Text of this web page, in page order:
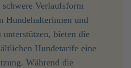
schwere Verlaufsform
Hundehalterinnen und
unterstützen, bieten die
Hundetarife eine
Während die